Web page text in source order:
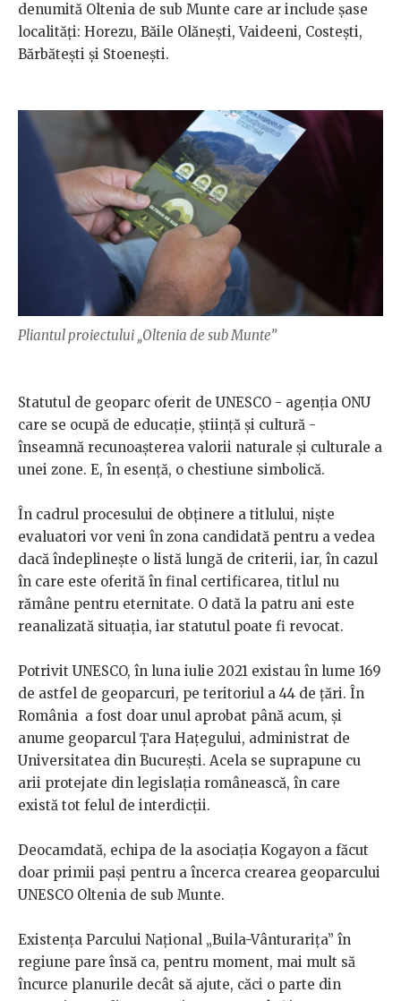
denumită Oltenia de sub Munte care ar include șase
localități: Horezu, Băile Olănești, Vaideeni, Costești,
Bărbătești și Stoenești.
Pliantul proiectului „Oltenia de sub Munte”
Statutul de geoparc oferit de UNESCO - agenția ONU
care se ocupă de educație, știință și cultură -
înseamnă recunoașterea valorii naturale și culturale a
unei zone. E, în esență, o chestiune simbolică.
În cadrul procesului de obținere a titlului, niște
evaluatori vor veni în zona candidată pentru a vedea
dacă îndeplinește o listă lungă de criterii, iar, în cazul
în care este oferită în final certificarea, titlul nu
rămâne pentru eternitate. O dată la patru ani este
reanalizată situația, iar statutul poate fi revocat.
Potrivit UNESCO, în luna iulie 2021 existau în lume 169
de astfel de geoparcuri, pe teritoriul a 44 de țări. În
România a fost doar unul aprobat până acum, și
anume geoparcul Țara Hațegului, administrat de
Universitatea din București. Acela se suprapune cu
arii protejate din legislația românească, în care
există tot felul de interdicții.
Deocamdată, echipa de la asociația Kogayon a făcut
doar primii pași pentru a încerca crearea geoparcului
UNESCO Oltenia de sub Munte.
Existența Parcului Național „Buila-Vânturarița” în
regiune pare însă ca, pentru moment, mai mult să
încurce planurile decât să ajute, căci o parte din